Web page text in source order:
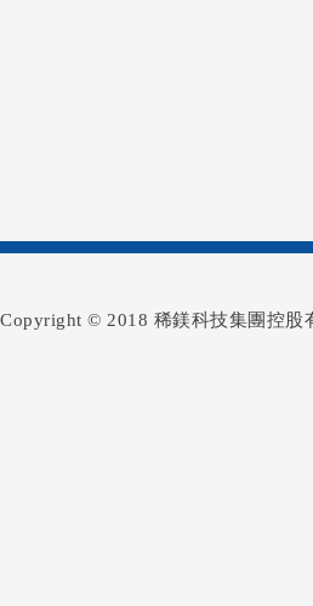
Copyright © 2018 稀鎂科技集團控股